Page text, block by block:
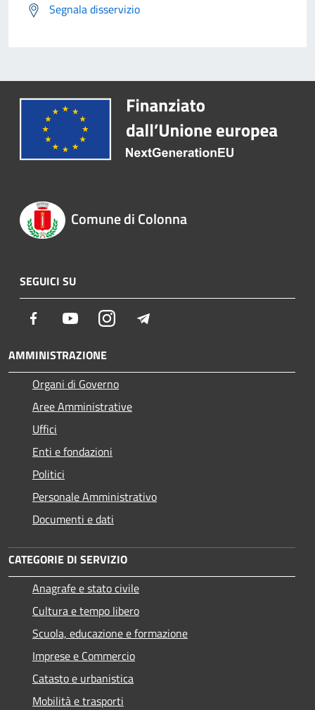
Segnala disservizio
Comune di Colonna
SEGUICI SU
Facebook YoutubeInstagram
AMMINISTRAZIONE
Organi di Governo
Aree Amministrative
Uffici
Enti e fondazioni
Politici
Personale Amministrativo
Documenti e dati
CATEGORIE DI SERVIZIO
Anagrafe e stato civile
Cultura e tempo libero
Scuola, educazione e formazione
Imprese e Commercio
Catasto e urbanistica
Mobilità e trasporti